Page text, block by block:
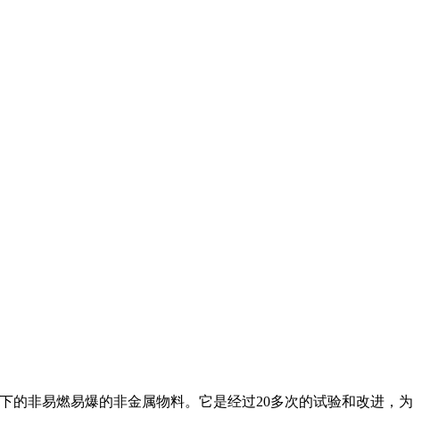
的非易燃易爆的非金属物料。它是经过20多次的试验和改进，为